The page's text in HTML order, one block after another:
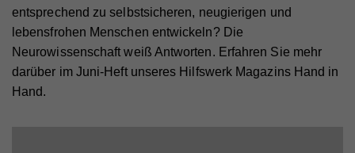
entsprechend zu selbstsicheren, neugierigen und
lebensfrohen Menschen entwickeln? Die
Neurowissenschaft weiß Antworten. Erfahren Sie mehr
darüber im Juni-Heft unseres Hilfswerk Magazins Hand in
Hand.